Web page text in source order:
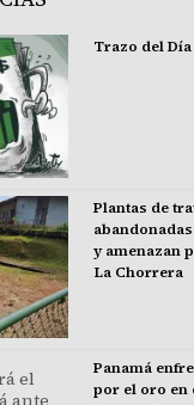
Trazo del Día
Plantas de
y amenazan
La Chorrera
Panamá
por el oro en